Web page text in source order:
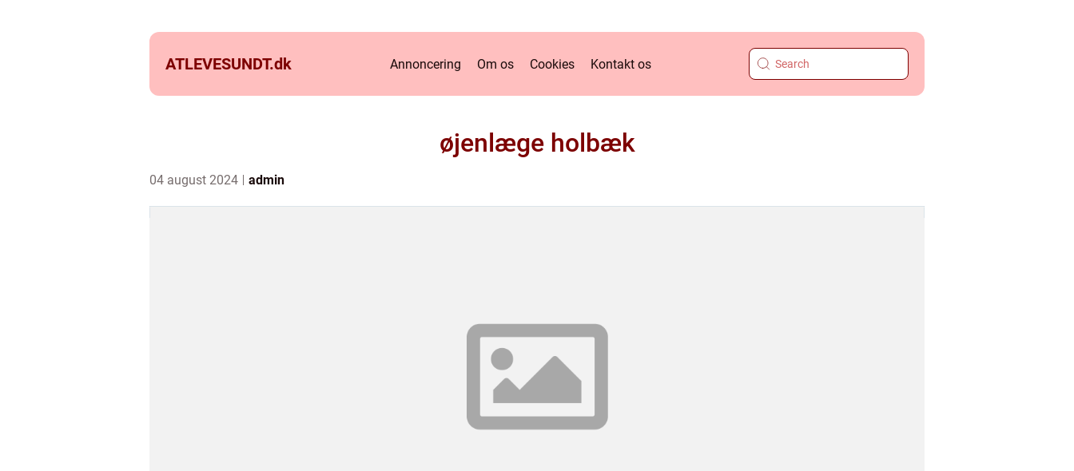
ATLEVESUNDT.dk Annoncering Om os Cookies Kontakt os
øjenlæge holbæk
04 august 2024 admin